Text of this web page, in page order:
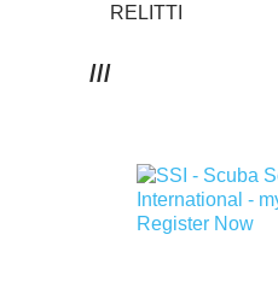
RELITTI
///